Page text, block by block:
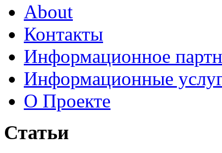
About
Контакты
Информационное
Информационные
О Проекте
Статьи